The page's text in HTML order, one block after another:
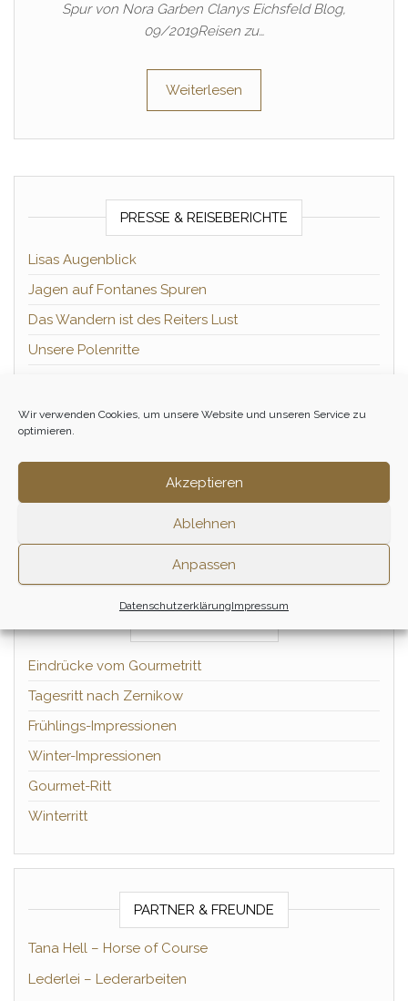
Wir verwenden Cookies, um unsere Website und unseren Service zu
optimieren.
Akzeptieren
Ablehnen
Anpassen
DatenschutzerklärungImpressum
Spur von Nora Garben Clanys Eichsfeld Blog,
09/2019Reisen zu…
Weiterlesen
PRESSE & REISEBERICHTE
Lisas Augenblick
Jagen auf Fontanes Spuren
Das Wandern ist des Reiters Lust
Unsere Polenritte
Die schönsten 2-Haushalte-Ritte
Herbsttraum Reinhessen-Ritt
Grünes Band Teil 2
Eindrücke vom Gourmetritt
Tagesritt nach Zernikow
Frühlings-Impressionen
Winter-Impressionen
Gourmet-Ritt
Winterritt
PARTNER & FREUNDE
Tana Hell – Horse of Course
Lederlei – Lederarbeiten